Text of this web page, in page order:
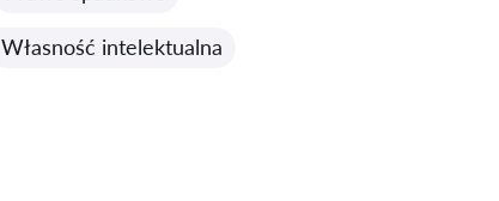
Własność intelektualna